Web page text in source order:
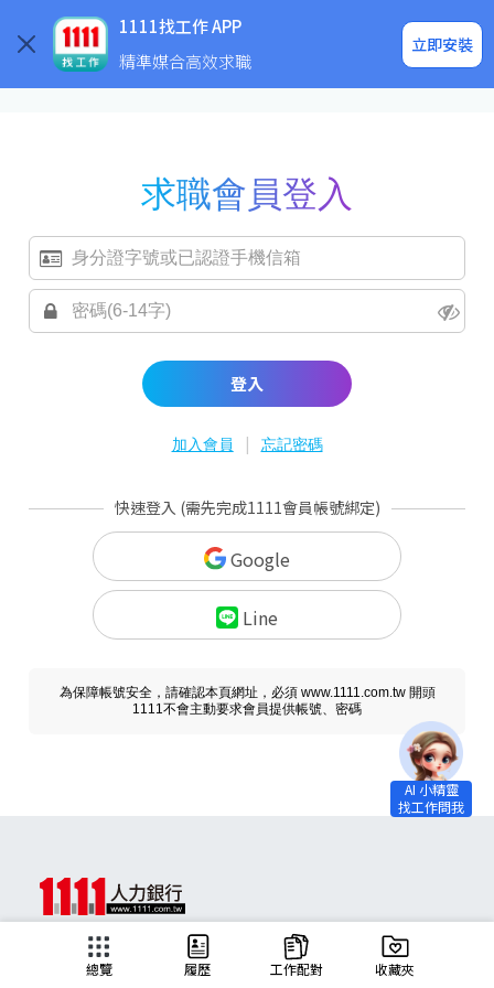
1111找工作 APP
精準媒合高效求職
立即安裝
企業求才
求職會員登入
登入
加入會員 | 忘記密碼
快速登入 (需先完成1111會員帳號綁定)
Google
Line
為保障帳號安全，請確認本頁網址，必須 www.1111.com.tw 開頭
1111不會主動要求會員提供帳號、密碼
總覽 履歷 工作配對 收藏夾